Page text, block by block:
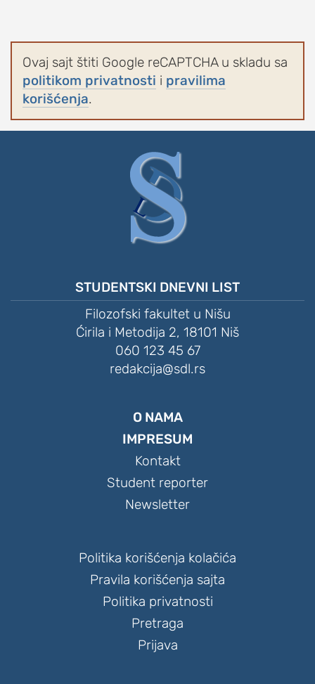
Ovaj sajt štiti Google reCAPTCHA u skladu sa
politikom privatnosti i pravilima
korišćenja.
STUDENTSKI DNEVNI LIST
Filozofski fakultet u Nišu
Ćirila i Metodija 2, 18101 Niš
060 123 45 67
redakcija@sdl.rs
O NAMA
IMPRESUM
Kontakt
Student reporter
Newsletter
Politika korišćenja kolačića
Pravila korišćenja sajta
Politika privatnosti
Pretraga
Prijava